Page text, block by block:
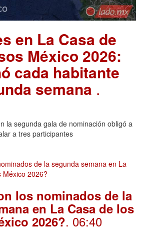
en La Casa de
México 2026:
cada habitante
semana .
la segunda gala de nominación obligó a
a tres participantes
los nominados de la
en La Casa de los
2026?. 06:40